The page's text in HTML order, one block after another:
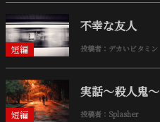
短編
不幸な友人
投稿者：デカいビタミン
短編
実話〜殺人鬼〜
投稿者：Splasher